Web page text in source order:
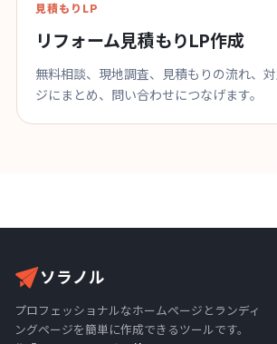
見積もりLP
リフォーム見積もりLP作成
無料相談、現地調査、見積もりの流れ、
ジにまとめ、問い合わせにつなげます。
ソラノル
プロフェッショナルなホームページとランディ
ングページを簡単に作成できるツールです。